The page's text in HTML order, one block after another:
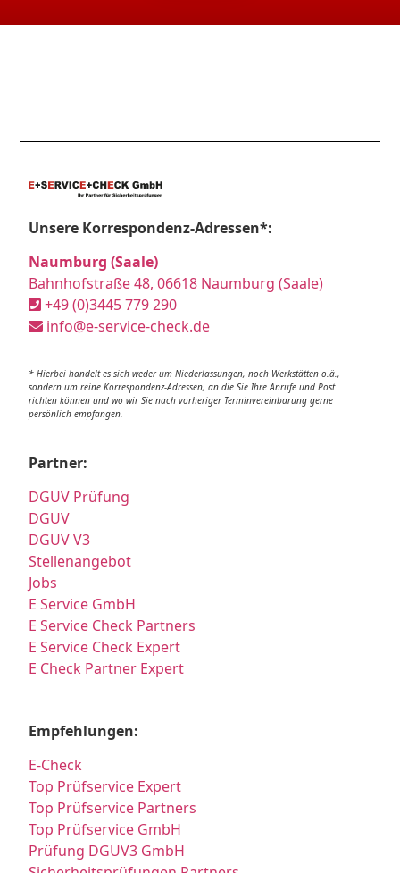
Unsere Korrespondenz-Adressen*:
Naumburg (Saale)
Bahnhofstraße 48, 06618 Naumburg (Saale)
+49 (0)3445 779 290
info@e-service-check.de
* Hierbei handelt es sich weder um Niederlassungen, noch Werkstätten o.ä.,
sondern um reine Korrespondenz-Adressen, an die Sie Ihre Anrufe und Post
richten können und wo wir Sie nach vorheriger Terminvereinbarung gerne
persönlich empfangen.
Partner:
DGUV Prüfung
DGUV
DGUV V3
Stellenangebot
Jobs
E Service GmbH
E Service Check Partners
E Service Check Expert
E Check Partner Expert
Empfehlungen:
E-Check
Top Prüfservice Expert
Top Prüfservice Partners
Top Prüfservice GmbH
Prüfung DGUV3 GmbH